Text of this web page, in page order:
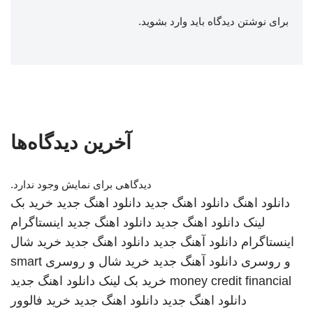
برای نوشتن دیدگاه باید وارد بشوید.
آخرین دیدگاه‌ها
دیدگاهی برای نمایش وجود ندارد.
دانلود اهنگ دانلود اهنگ جدید دانلود اهنگ جدید خرید بک
لینک دانلود اهنگ جدید دانلود اهنگ جدید اینستاگرام
اینستاگرام دانلود آهنگ جدید دانلود اهنگ جدید خرید شال
و روسری دانلود آهنگ جدید خرید شال و روسری smart
money credit financial خرید بک لینک دانلود اهنگ جدید
دانلود اهنگ جدید دانلود اهنگ جدید خرید فالوور